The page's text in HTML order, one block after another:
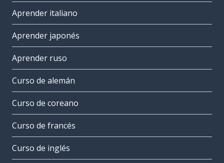
Aprender italiano
Aprender japonés
Aprender ruso
Curso de alemán
Curso de coreano
Curso de francés
Curso de inglés